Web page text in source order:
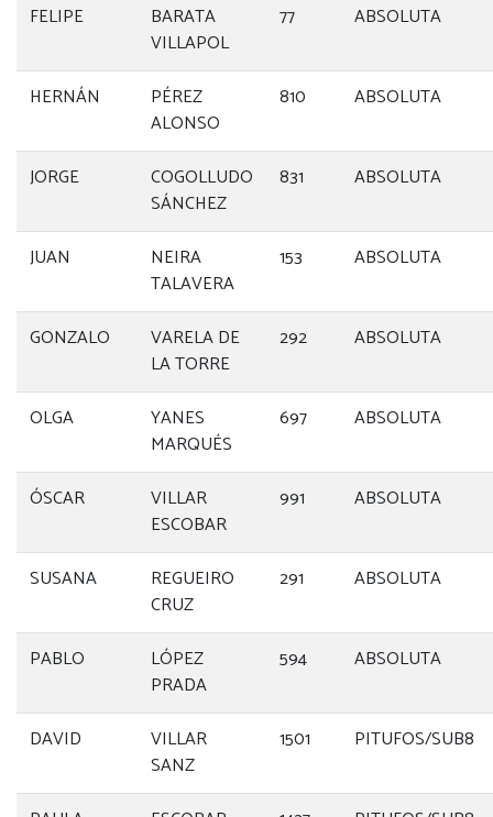
FELIPE
BARATA
VILLAPOL
77 ABSOLUTA
HERNÁN
PÉREZ
ALONSO
810 ABSOLUTA
JORGE
COGOLLUDO
SÁNCHEZ
831 ABSOLUTA
JUAN
NEIRA
TALAVERA
153 ABSOLUTA
GONZALO
VARELA DE
LA TORRE
292 ABSOLUTA
OLGA
YANES
MARQUÉS
697 ABSOLUTA
ÓSCAR
VILLAR
ESCOBAR
991 ABSOLUTA
SUSANA
REGUEIRO
CRUZ
291 ABSOLUTA
PABLO
LÓPEZ
PRADA
594 ABSOLUTA
DAVID
VILLAR
SANZ
1501 PITUFOS/SUB8